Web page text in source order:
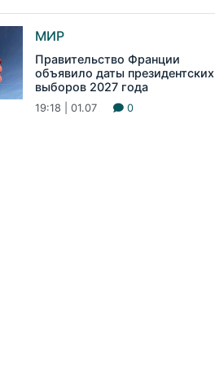
МИР
Правительство Франции
объявило даты президентских
выборов 2027 года
19:18 | 01.07 0